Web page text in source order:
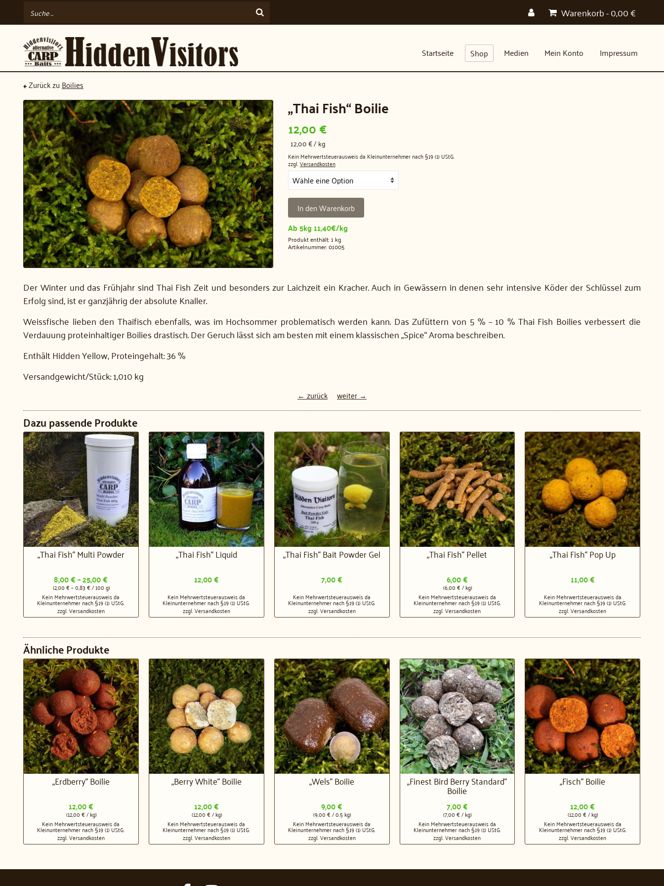
Warenkorb-0,00€
Startseite Shop Medien Mein Konto Impressum
Zurück zu Boilies
„Thai Fish“ Boilie
12,00€
12,00€/kg
Kein Mehrwertsteuerausweis da Kleinunternehmer nach §19 (1) UStG.
zzgl.Versandkosten
In den Warenkorb
Ab 5kg 11,40€/kg
Produkt enthält: 1 kg
Artikelnummer:01005
Der Winter und das Frühjahr sind Thai Fish Zeit und besonders zur Laichzeit ein Kracher. Auch in Gewässern in denen sehr intensive Köder der Schlüssel zum
Erfolg sind, ist er ganzjährig der absolute Knaller.
Weissfische lieben den Thaifisch ebenfalls, was im Hochsommer problematisch werden kann. Das Zufüttern von 5 % – 10 % Thai Fish Boilies verbessert die
Verdauung proteinhaltiger Boilies drastisch. Der Geruch lässt sich am besten mit einem klassischen „Spice“ Aroma beschreiben.
Enthält Hidden Yellow, Proteingehalt: 36 %
Versandgewicht/Stück:1,010 kg
← zurück weiter →
Dazu passende Produkte
„Thai Fish“ Multi Powder
8,00€–25,00€
(2,00€–0,83€/100g)
Kein Mehrwertsteuerausweis da
Kleinunternehmer nach §19 (1) UStG.
zzgl.Versandkosten
„Thai Fish“ Liquid
12,00€
Kein Mehrwertsteuerausweis da
Kleinunternehmer nach §19 (1) UStG.
zzgl.Versandkosten
„Thai Fish“ Bait Powder Gel
7,00€
Kein Mehrwertsteuerausweis da
Kleinunternehmer nach §19 (1) UStG.
zzgl.Versandkosten
„Thai Fish“ Pellet
6,00€
(6,00€/kg)
Kein Mehrwertsteuerausweis da
Kleinunternehmer nach §19 (1) UStG.
zzgl.Versandkosten
„Thai Fish“ Pop Up
11,00€
Kein Mehrwertsteuerausweis da
Kleinunternehmer nach §19 (1) UStG.
zzgl.Versandkosten
Ähnliche Produkte
„Erdberry“ Boilie
12,00€
(12,00€/kg)
Kein Mehrwertsteuerausweis da
Kleinunternehmer nach §19 (1) UStG.
zzgl.Versandkosten
„Berry White“ Boilie
12,00€
(12,00€/kg)
Kein Mehrwertsteuerausweis da
Kleinunternehmer nach §19 (1) UStG.
zzgl.Versandkosten
„Wels“ Boilie
9,00€
(9,00€/0.5kg)
Kein Mehrwertsteuerausweis da
Kleinunternehmer nach §19 (1) UStG.
zzgl.Versandkosten
„Finest Bird Berry Standard“
Boilie
7,00€
(7,00€/kg)
Kein Mehrwertsteuerausweis da
Kleinunternehmer nach §19 (1) UStG.
zzgl.Versandkosten
„Fisch“ Boilie
12,00€
(12,00€/kg)
Kein Mehrwertsteuerausweis da
Kleinunternehmer nach §19 (1) UStG.
zzgl.Versandkosten